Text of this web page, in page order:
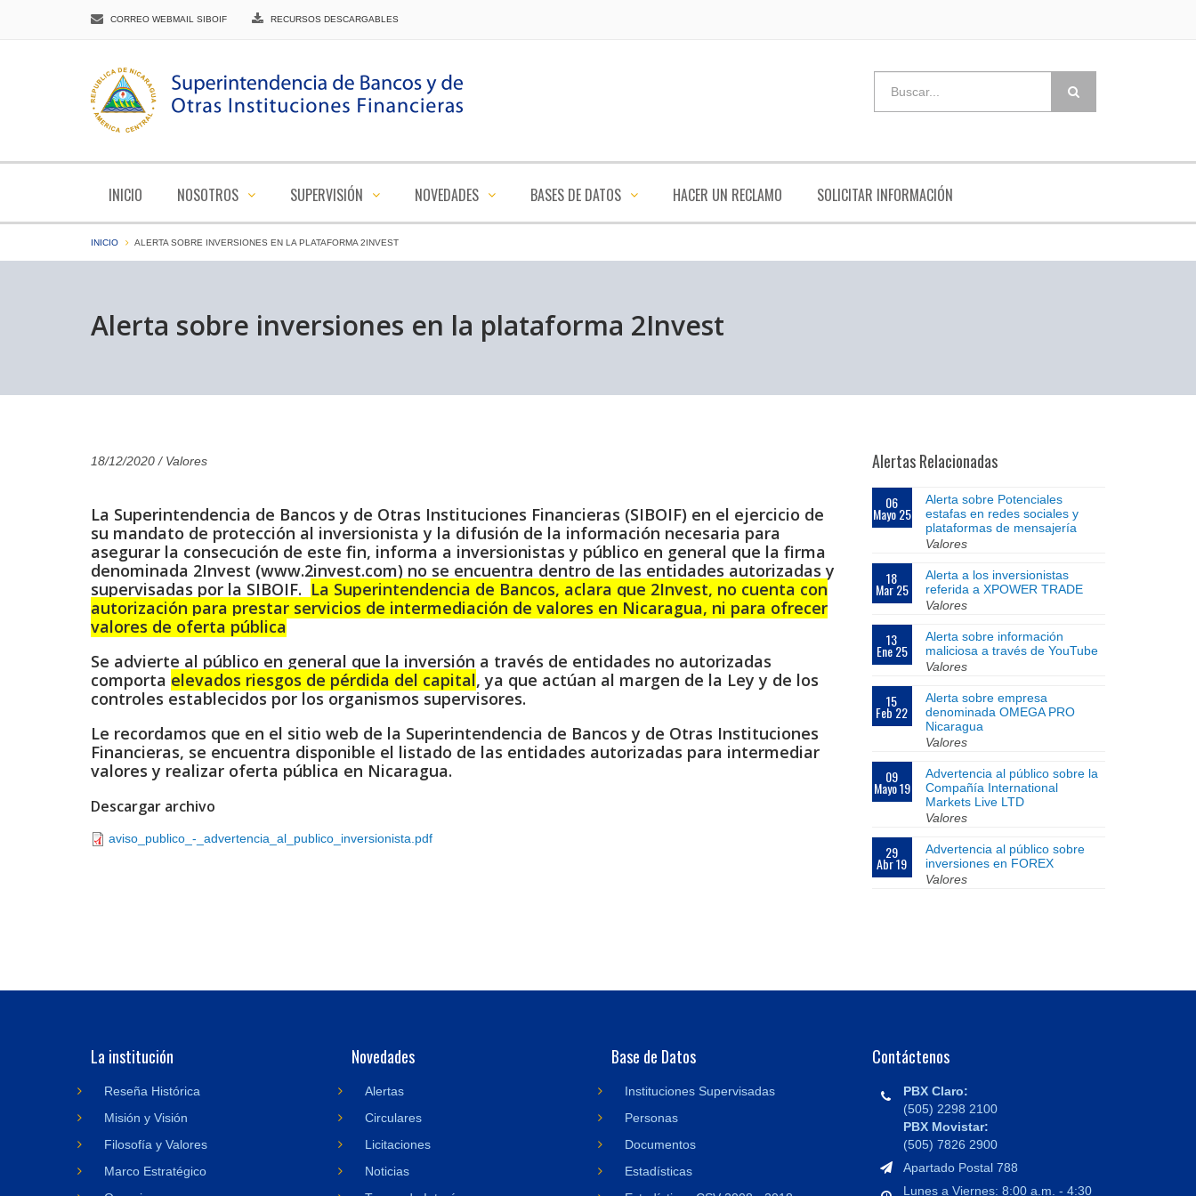
CORREO WEBMAIL SIBOIF RECURSOS DESCARGABLES
INICIO NOSOTROS SUPERVISIÓN NOVEDADES BASES DE DATOS HACER UN RECLAMO SOLICITAR INFORMACIÓN
INICIO ALERTA SOBRE INVERSIONES EN LA PLATAFORMA 2INVEST
Alerta sobre inversiones en la plataforma 2Invest
18/12/2020 / Valores
La Superintendencia de Bancos y de Otras Instituciones Financieras (SIBOIF) en el ejercicio de
su mandato de protección al inversionista y la difusión de la información necesaria para
asegurar la consecución de este fin, informa a inversionistas y público en general que la firma
denominada 2Invest (www.2invest.com) no se encuentra dentro de las entidades autorizadas y
supervisadas por la SIBOIF. La Superintendencia de Bancos, aclara que 2Invest, no cuenta con
autorización para prestar servicios de intermediación de valores en Nicaragua, ni para ofrecer
valores de oferta pública
Se advierte al público en general que la inversión a través de entidades no autorizadas
comporta elevados riesgos de pérdida del capital, ya que actúan al margen de la Ley y de los
controles establecidos por los organismos supervisores.
Le recordamos que en el sitio web de la Superintendencia de Bancos y de Otras Instituciones
Financieras, se encuentra disponible el listado de las entidades autorizadas para intermediar
valores y realizar oferta pública en Nicaragua.
Descargar archivo
aviso_publico_-_advertencia_al_publico_inversionista.pdf
Alertas Relacionadas
06
Mayo 25
Alerta sobre Potenciales
estafas en redes sociales y
plataformas de mensajería
Valores
18
Mar 25
Alerta a los inversionistas
referida a XPOWER TRADE
Valores
13
Ene 25
Alerta sobre información
maliciosa a través de YouTube
Valores
15
Feb 22
Alerta sobre empresa
denominada OMEGA PRO
Nicaragua
Valores
09
Mayo 19
Advertencia al público sobre la
Compañía International
Markets Live LTD
Valores
29
Abr 19
Advertencia al público sobre
inversiones en FOREX
Valores
La institución
Reseña Histórica
Misión y Visión
Filosofía y Valores
Marco Estratégico
Novedades
Alertas
Circulares
Licitaciones
Noticias
Base de Datos
Instituciones Supervisadas
Personas
Documentos
Estadísticas
Contáctenos
PBX Claro:
(505) 2298 2100
PBX Movistar:
(505) 7826 2900
Apartado Postal 788
Lunes a Viernes: 8:00 a.m. - 4:30